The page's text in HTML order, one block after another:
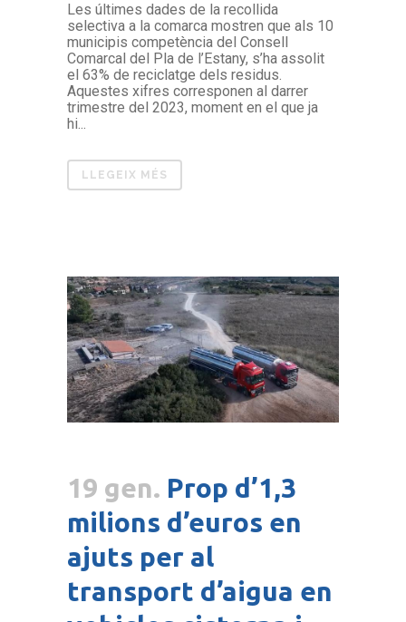
Les últimes dades de la recollida
selectiva a la comarca mostren que als 10
municipis competència del Consell
Comarcal del Pla de l’Estany, s’ha assolit
el 63% de reciclatge dels residus.
Aquestes xifres corresponen al darrer
trimestre del 2023, moment en el que ja
hi...
LLEGEIX MÉS
19 gen. Prop d’1,3
milions d’euros en
ajuts per al
transport d’aigua en